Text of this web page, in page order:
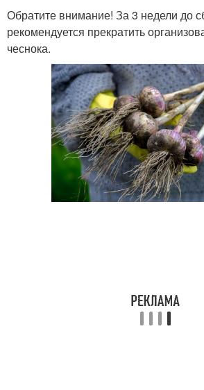
Обратите внимание! За 3 недели до
рекомендуется прекратить
чеснока.